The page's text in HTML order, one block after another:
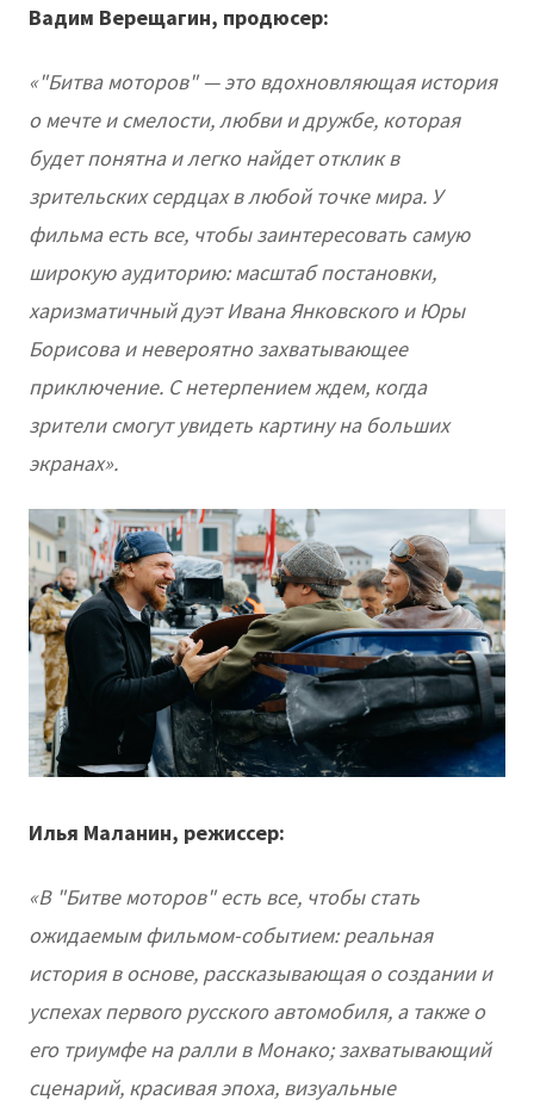
Вадим Верещагин, продюсер:
«"Битва моторов" — это вдохновляющая история
о мечте и смелости, любви и дружбе, которая
будет понятна и легко найдет отклик в
зрительских сердцах в любой точке мира. У
фильма есть все, чтобы заинтересовать самую
широкую аудиторию: масштаб постановки,
харизматичный дуэт Ивана Янковского и Юры
Борисова и невероятно захватывающее
приключение. С нетерпением ждем, когда
зрители смогут увидеть картину на больших
экранах».
Илья Маланин, режиссер:
«В "Битве моторов" есть все, чтобы стать
ожидаемым фильмом-событием: реальная
история в основе, рассказывающая о создании и
успехах первого русского автомобиля, а также о
его триумфе на ралли в Монако; захватывающий
сценарий, красивая эпоха, визуальные